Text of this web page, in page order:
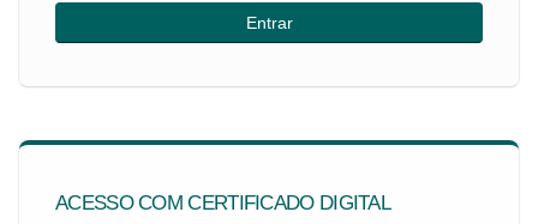
ACESSO COM CERTIFICADO DIGITAL